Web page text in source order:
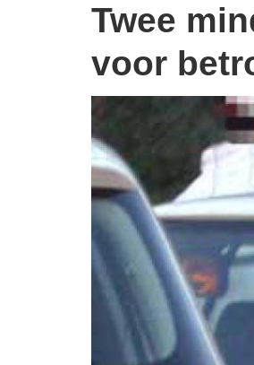
Twee minderjarige jongens aangehouden
voor